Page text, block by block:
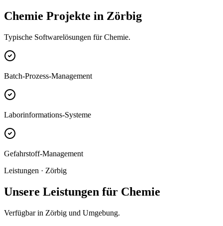
Chemie Projekte in Zörbig
Typische Softwarelösungen für Chemie.
Batch-Prozess-Management
Laborinformations-Systeme
Gefahrstoff-Management
Leistungen · Zörbig
Unsere Leistungen für Chemie
Verfügbar in Zörbig und Umgebung.